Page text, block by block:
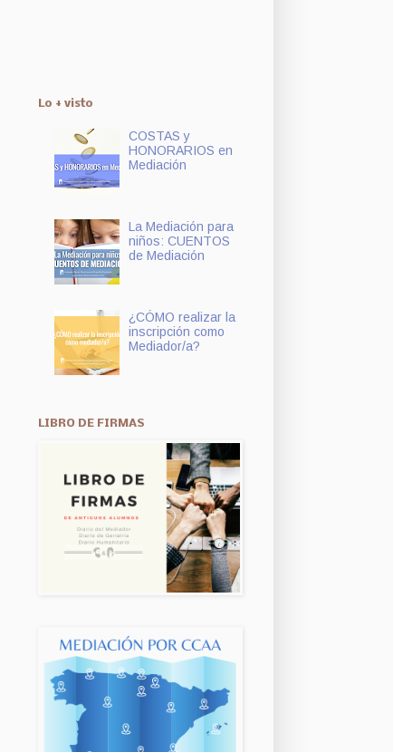
Lo + visto
COSTAS y
HONORARIOS en
Mediación
La Mediación para
niños: CUENTOS
de Mediación
¿CÓMO realizar la
inscripción como
Mediador/a?
LIBRO DE FIRMAS